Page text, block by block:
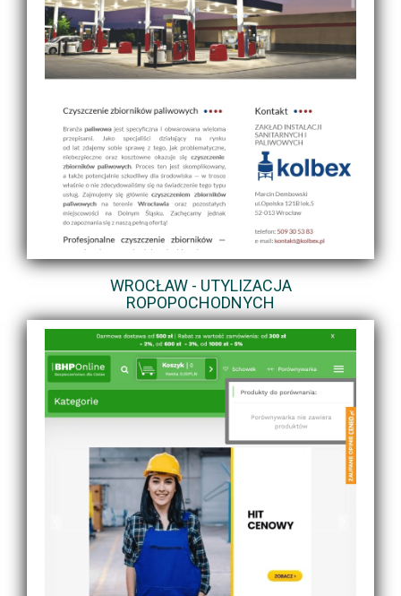
WROCŁAW - UTYLIZACJA
ROPOPOCHODNYCH